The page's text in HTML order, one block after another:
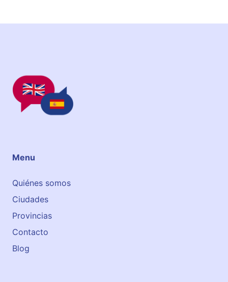
Menu
Quiénes somos
Ciudades
Provincias
Contacto
Blog